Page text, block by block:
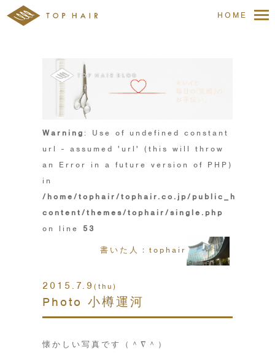
HOME
Warning : Use of undefined constant
url - assumed 'url' (this will throw
an Error in a future version of PHP)
in
/home/tophair/tophair.co.jp/public_html/
content/themes/tophair/single.php
on line 53
書いた人：tophair
2015.7.9 (thu)
Photo 小樽運河
懐かしい写真です（＾∇＾）